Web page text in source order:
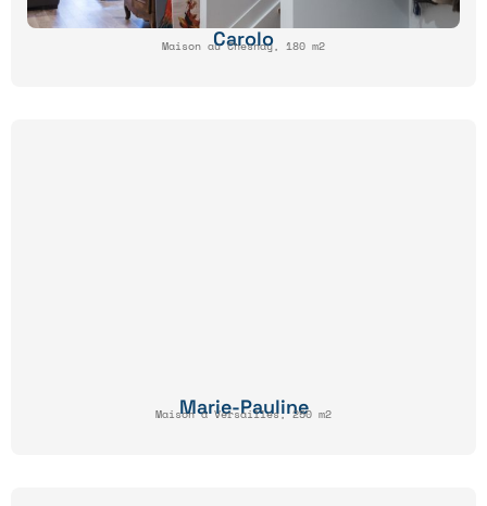
Carolo
Maison au Chesnay, 180 m2
Marie-Pauline
Maison à Versailles, 250 m2